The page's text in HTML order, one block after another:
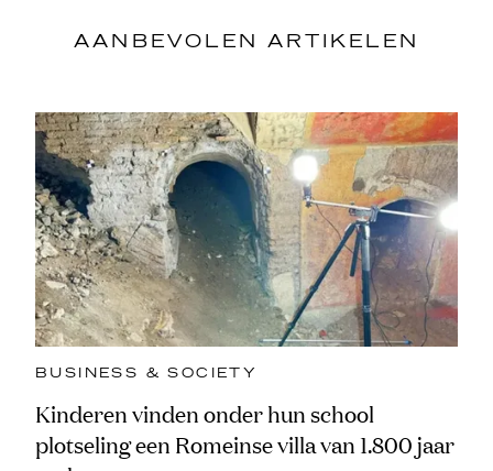
AANBEVOLEN ARTIKELEN
BUSINESS & SOCIETY
Kinderen vinden onder hun school
plotseling een Romeinse villa van 1.800 jaar